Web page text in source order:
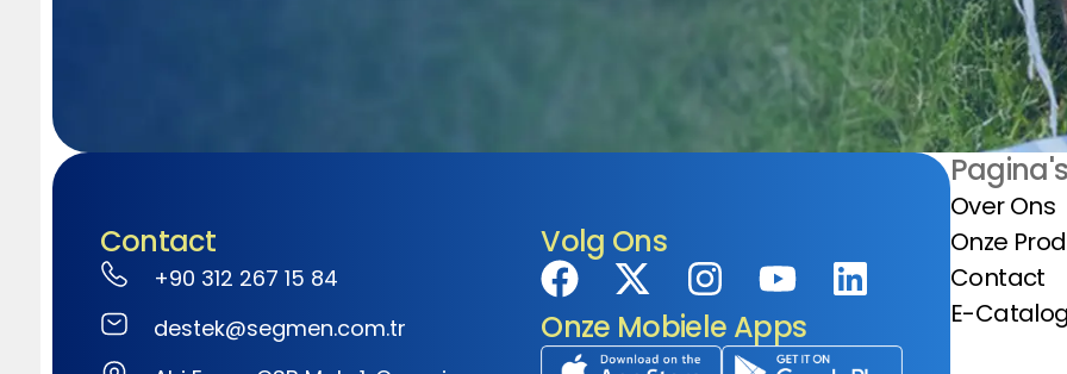
Contact
+90 312 267 15 84
destek@segmen.com.tr
Volg Ons
Onze Mobiele Apps
Pagina's
Over Ons
Onze
Contact
E-